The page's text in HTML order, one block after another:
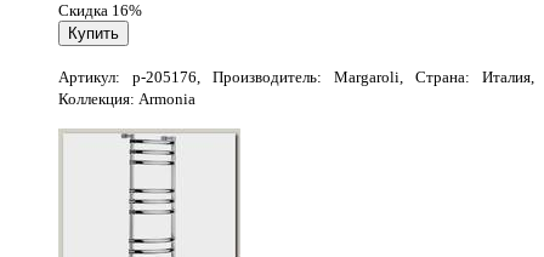
Скидка 16%
Артикул: p-205176, Производитель: Margaroli, Страна: Италия,
Коллекция: Armonia